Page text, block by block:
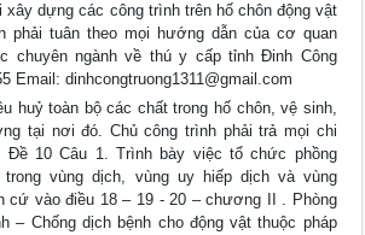
xây dựng các công trình trên hố chôn động vật
phải tuân theo mọi hướng dẫn của cơ quan
chuyên ngành về thú y cấp tỉnh Đinh Công
Email:dinhcongtruong1311@gmail.com
huỷ toàn bộ các chất trong hố chôn, vệ sinh,
tại nơi đó. Chủ công trình phải trả mọi chi
Đề 10 Câu 1. Trình bày việc tổ chức phồng
trong vùng dịch, vùng uy hiếp dịch và vùng
cứ vào điều 18 – 19 - 20 – chương II . Phòng
– Chống dịch bệnh cho động vật thuộc pháp